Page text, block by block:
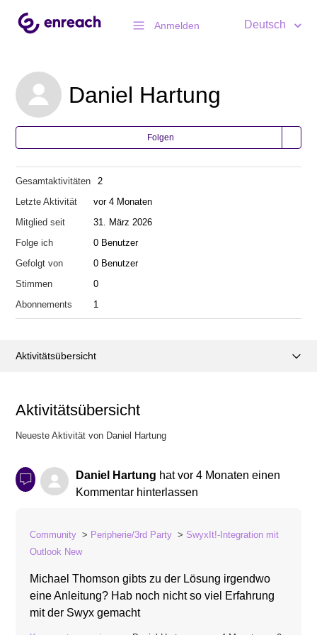
Anmelden Deutsch
Daniel Hartung
Folgen
Gesamtaktivitäten
2
Letzte Aktivität
vor 4 Monaten
Mitglied seit
31. März 2026
Folge ich
0 Benutzer
Gefolgt von
0 Benutzer
Stimmen
0
Abonnements
1
Aktivitätsübersicht
Aktivitätsübersicht
Neueste Aktivität von Daniel Hartung
Daniel Hartung hatvor 4 Monaten einen
Kommentar hinterlassen
Community Peripherie/3rd Party
SwyxIt!-Integration mit
Outlook New
Michael Thomson gibts zu der Lösung irgendwo
eine Anleitung? Hab noch nicht so viel Erfahrung
mit der Swyx gemacht